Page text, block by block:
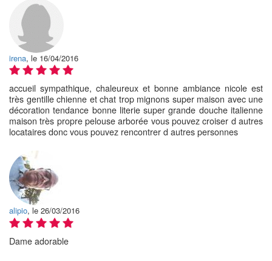
irena, le 16/04/2016
accueil sympathique, chaleureux et bonne ambiance nicole est
très gentille chienne et chat trop mignons super maison avec une
décoration tendance bonne literie super grande douche italienne
maison très propre pelouse arborée vous pouvez croiser d autres
locataires donc vous pouvez rencontrer d autres personnes
alipio, le 26/03/2016
Dame adorable